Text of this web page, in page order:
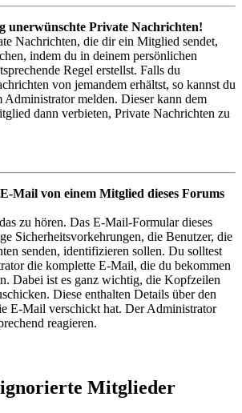
unerwünschte Private Nachrichten!
Nachrichten, die dir ein Mitglied sendet,
indem du in deinem persönlichen
Regel erstellst. Falls du
von jemandem erhältst, so kannst du
Administrator melden. Dieser kann dem
dann verbieten, Private Nachrichten zu
Mail von einem Mitglied dieses Forums
zu hören. Das E-Mail-Formular dieses
Sicherheitsvorkehrungen, die Benutzer, die
senden, identifizieren sollen. Du solltest
die komplette E-Mail, die du bekommen
Dabei ist es ganz wichtig, die Kopfzeilen
Diese enthalten Details über den
E-Mail verschickt hat. Der Administrator
reagieren.
Mitglieder